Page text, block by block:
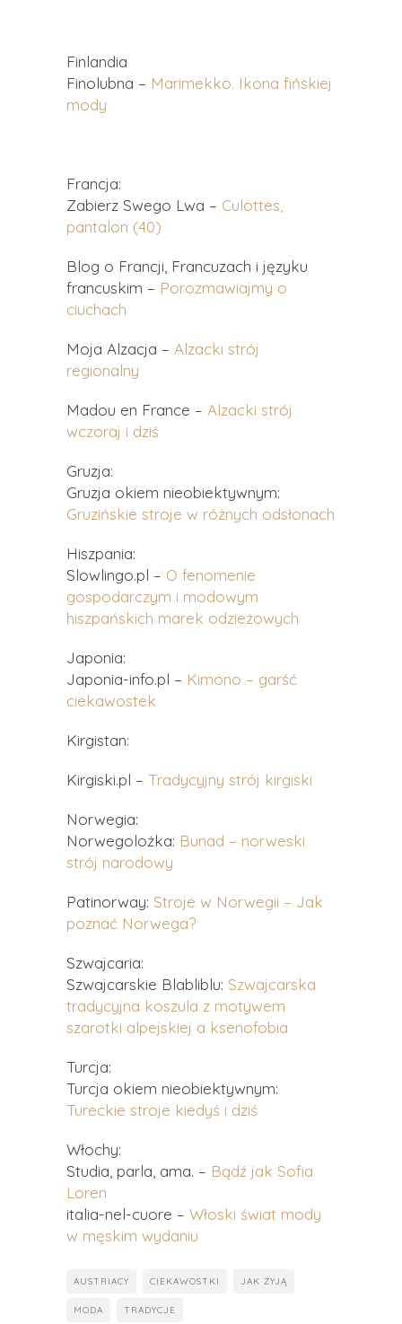
Finlandia
Finolubna – Marimekko. Ikona fińskiej
mody
Francja:
Zabierz Swego Lwa – Culottes,
pantalon (40)
Blog o Francji, Francuzach i języku
francuskim – Porozmawiajmy o
ciuchach
Moja Alzacja – Alzacki strój
regionalny
Madou en France – Alzacki strój
wczoraj i dziś
Gruzja:
Gruzja okiem nieobiektywnym:
Gruzińskie stroje w różnych odsłonach
Hiszpania:
Slowlingo.pl – O fenomenie
gospodarczym i modowym
hiszpańskich marek odzieżowych
Japonia:
Japonia-info.pl – Kimono – garść
ciekawostek
Kirgistan:
Kirgiski.pl – Tradycyjny strój kirgiski
Norwegia:
Norwegolożka: Bunad – norweski
strój narodowy
Patinorway: Stroje w Norwegii – Jak
poznać Norwega?
Szwajcaria:
Szwajcarskie Blabliblu: Szwajcarska
tradycyjna koszula z motywem
szarotki alpejskiej a ksenofobia
Turcja:
Turcja okiem nieobiektywnym:
Tureckie stroje kiedyś i dziś
Włochy:
Studia, parla, ama. – Bądź jak Sofia
Loren
italia-nel-cuore – Włoski świat mody
w męskim wydaniu
AUSTRIACY CIEKAWOSTKI JAK ŻYJĄ
MODA TRADYCJE